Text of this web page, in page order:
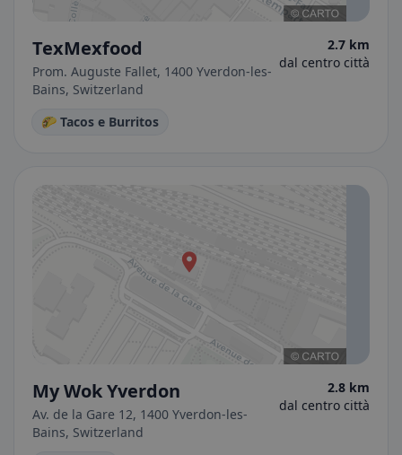
TexMexfood
Prom. Auguste Fallet, 1400 Yverdon-les-
Bains, Switzerland
2.7 km
dal centro città
🌮 Tacos e Burritos
My Wok Yverdon
Av. de la Gare 12, 1400 Yverdon-les-
Bains, Switzerland
2.8 km
dal centro città